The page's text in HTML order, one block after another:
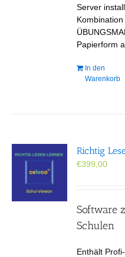
Server
Papierform
In den
Warenkorb
Richtig
€399,00
Software
Schulen
Enthält